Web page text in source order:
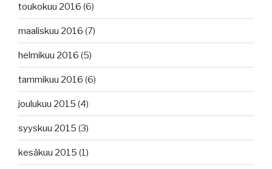
toukokuu 2016 (6)
maaliskuu 2016 (7)
helmikuu 2016 (5)
tammikuu 2016 (6)
joulukuu 2015 (4)
syyskuu 2015 (3)
kesäkuu 2015 (1)